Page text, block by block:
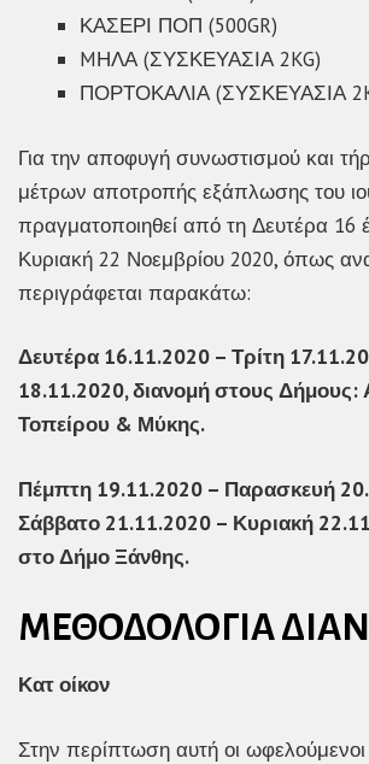
ΚΑΣΕΡΙ ΠΟΠ (500GR)
MΗΛΑ (ΣΥΣΚΕΥΑΣΙΑ 2KG)
ΠΟΡΤΟΚΑΛΙΑ (ΣΥΣΚΕΥΑΣΙΑ
Για την αποφυγή συνωστισμού και
μέτρων αποτροπής εξάπλωσης του
πραγματοποιηθεί από τη Δευτέρα 16
Κυριακή 22 Νοεμβρίου 2020, όπως
περιγράφεται παρακάτω:
Δευτέρα 16.11.2020 – Τρίτη
18.11.2020, διανομή στους
Τοπείρου & Μύκης.
Πέμπτη 19.11.2020 – Παρασκευή
Σάββατο 21.11.2020 – Κυριακή
στο Δήμο Ξάνθης.
ΜΕΘΟΔΟΛΟΓΙΑ
Κατ οίκον
Στην περίπτωση αυτή οι